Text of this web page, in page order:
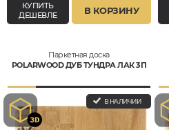
КУПИТЬ
ДЕШЕВЛЕ
В КОРЗИНУ
Паркетная доска
POLARWOOD ДУБ ТУНДРА ЛАК 3П
В НАЛИЧИИ